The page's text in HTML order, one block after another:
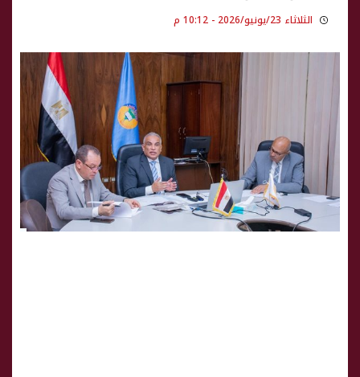
الثلاثاء 23/يونيو/2026 - 10:12 م